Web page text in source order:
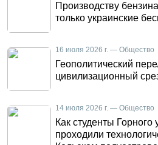
Производству
только украинские
16 июля 2026 г. — Общество
Геополитический
цивилизационный
14 июля 2026 г. — Общество
Как студенты Горного
проходили